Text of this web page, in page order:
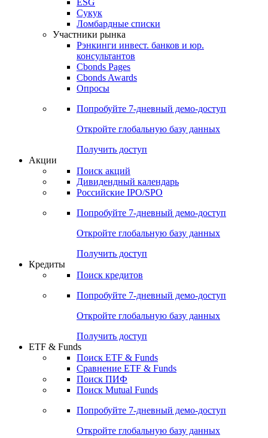
ESG
Сукук
Ломбардные списки
Участники рынка
Рэнкинги инвест. банков и юр.
консультантов
Cbonds Pages
Cbonds Awards
Опросы
Попробуйте 7-дневный демо-доступ
Откройте глобальную базу данных
Получить доступ
Акции
Поиск акций
Дивидендный календарь
Российские IPO/SPO
Попробуйте 7-дневный демо-доступ
Откройте глобальную базу данных
Получить доступ
Кредиты
Поиск кредитов
Попробуйте 7-дневный демо-доступ
Откройте глобальную базу данных
Получить доступ
ETF & Funds
Поиск ETF & Funds
Сравнение ETF & Funds
Поиск ПИФ
Поиск Mutual Funds
Попробуйте 7-дневный демо-доступ
Откройте глобальную базу данных